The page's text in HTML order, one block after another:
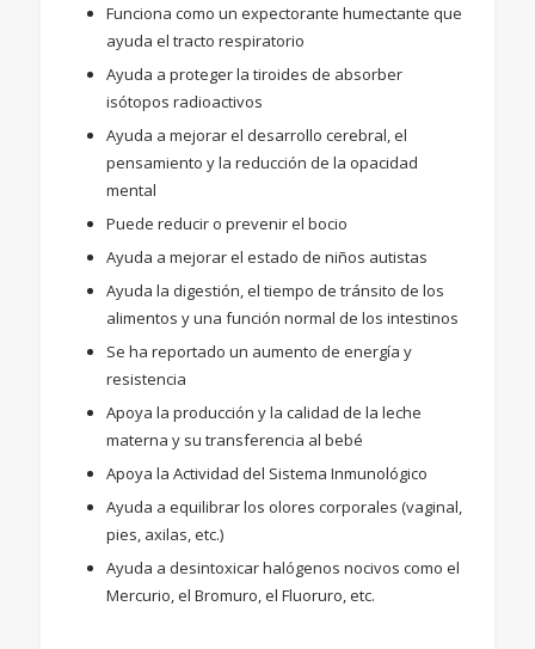
Funciona como un expectorante humectante que
ayuda el tracto respiratorio
Ayuda a proteger la tiroides de absorber
isótopos radioactivos
Ayuda a mejorar el desarrollo cerebral, el
pensamiento y la reducción de la opacidad
mental
Puede reducir o prevenir el bocio
Ayuda a mejorar el estado de niños autistas
Ayuda la digestión, el tiempo de tránsito de los
alimentos y una función normal de los intestinos
Se ha reportado un aumento de energía y
resistencia
Apoya la producción y la calidad de la leche
materna y su transferencia al bebé
Apoya la Actividad del Sistema Inmunológico
Ayuda a equilibrar los olores corporales (vaginal,
pies, axilas, etc.)
Ayuda a desintoxicar halógenos nocivos como el
Mercurio, el Bromuro, el Fluoruro, etc.